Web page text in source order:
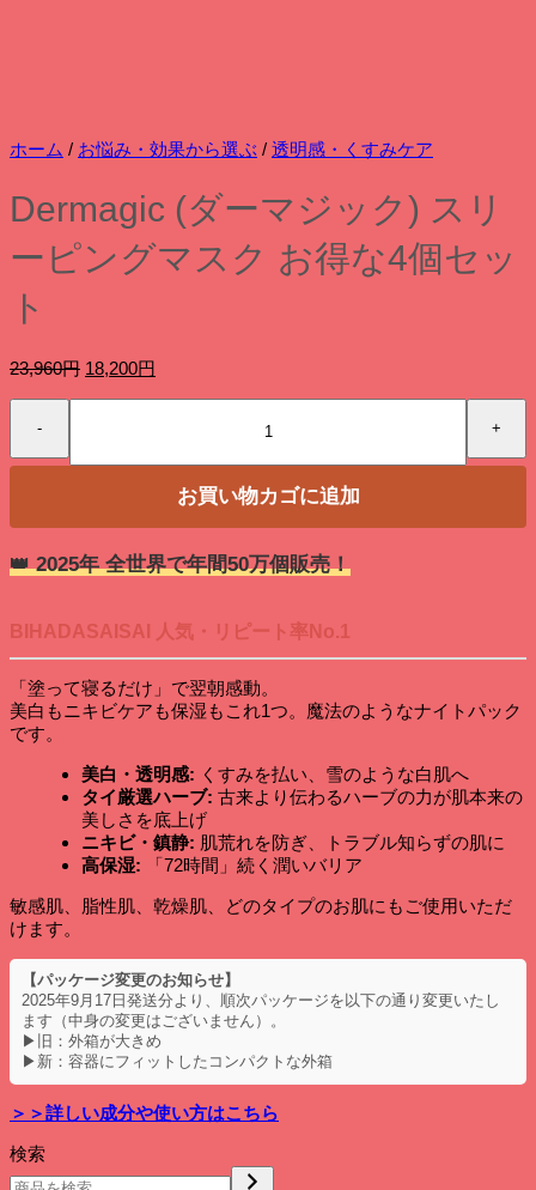
ホーム / お悩み・効果から選ぶ / 透明感・くすみケア
Dermagic (ダーマジック) スリ
ーピングマスク お得な4個セッ
ト
23,960円 元
で
た。
18,200円
18,200
円
す。
Dermagic
ー
マ
ス
ピ
ン
グ
マ
ス
ク
ッ
ト
お買い物カゴに追加
👑 2025年 全世界で年間50万個販売！
BIHADASAISAI 人気・リピート率No.1
「塗って寝るだけ」で翌朝感動。
美白もニキビケアも保湿もこれ1つ。魔法のようなナイトパック
です。
美白・透明感: くすみを払い、雪のような白肌へ
タイ厳選ハーブ: 古来より伝わるハーブの力が肌本来の
美しさを底上げ
ニキビ・鎮静: 肌荒れを防ぎ、トラブル知らずの肌に
高保湿: 「72時間」続く潤いバリア
敏感肌、脂性肌、乾燥肌、どのタイプのお肌にもご使用いただ
けます。
【パッケージ変更のお知らせ】
2025年9月17日発送分より、順次パッケージを以下の通り変更いたし
ます（中身の変更はございません）。
▶旧：外箱が大きめ
▶新：容器にフィットしたコンパクトな外箱
＞＞詳しい成分や使い方はこちら
検索